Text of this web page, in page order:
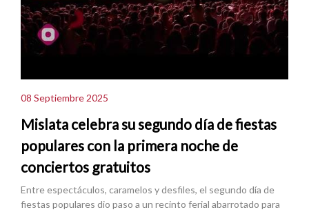
08 Septiembre 2025
Mislata celebra su segundo día de fiestas
populares con la primera noche de
conciertos gratuitos
Entre espectáculos, caramelos y desfiles, el segundo día de
fiestas populares dio paso a un recinto ferial abarrotado para